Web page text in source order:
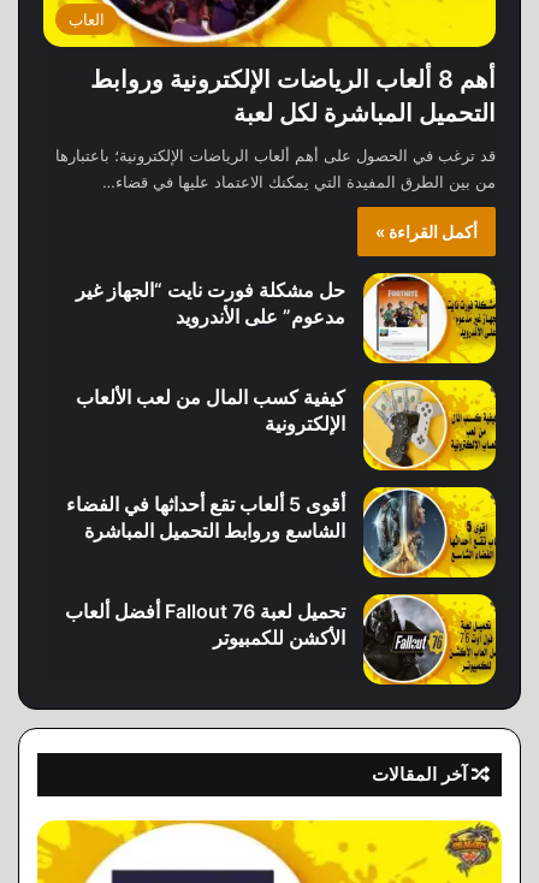
العاب
أهم 8 ألعاب الرياضات الإلكترونية وروابط
التحميل المباشرة لكل لعبة
قد ترغب في الحصول على أهم ألعاب الرياضات الإلكترونية؛ باعتبارها
من بين الطرق المفيدة التي يمكنك الاعتماد عليها في قضاء…
أكمل القراءة »
حل مشكلة فورت نايت “الجهاز غير
مدعوم” على الأندرويد
كيفية كسب المال من لعب الألعاب
الإلكترونية
أقوى 5 ألعاب تقع أحداثها في الفضاء
الشاسع وروابط التحميل المباشرة
تحميل لعبة Fallout 76 أفضل ألعاب
الأكشن للكمبيوتر
آخر المقالات